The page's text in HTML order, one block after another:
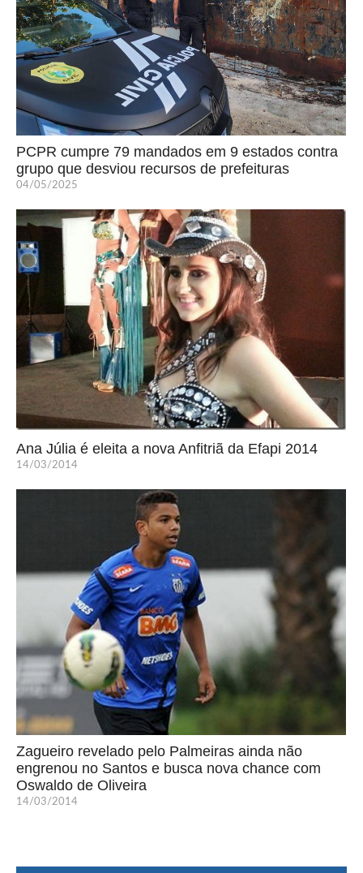
PCPR cumpre 79 mandados em 9 estados contra
grupo que desviou recursos de prefeituras
04/05/2025
Ana Júlia é eleita a nova Anfitriã da Efapi 2014
14/03/2014
Zagueiro revelado pelo Palmeiras ainda não
engrenou no Santos e busca nova chance com
Oswaldo de Oliveira
14/03/2014